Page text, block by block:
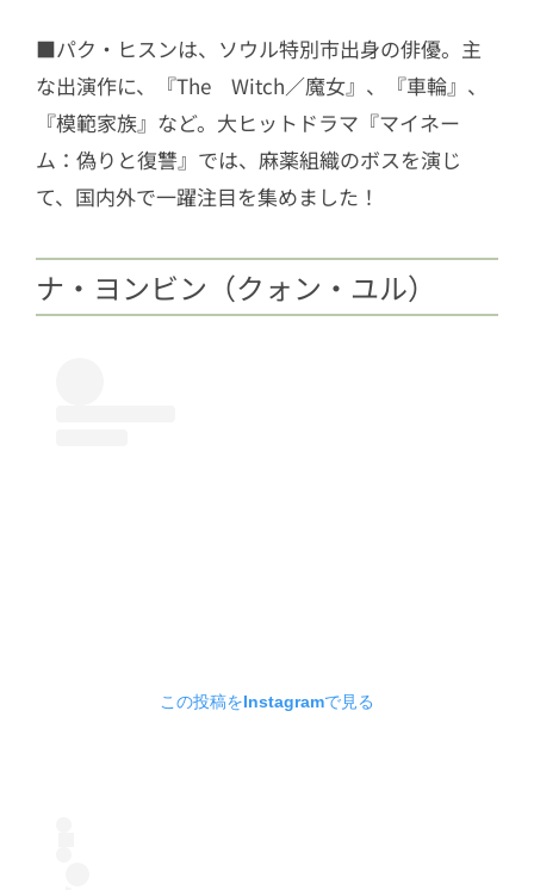
■パク・ヒスンは、ソウル特別市出身の俳優。主
な出演作に、『The Witch／魔女』、『車輪』、
『模範家族』など。大ヒットドラマ『マイネー
ム：偽りと復讐』では、麻薬組織のボスを演じ
て、国内外で一躍注目を集めました！
ナ・ヨンビン（クォン・ユル）
この投稿をInstagramで見る